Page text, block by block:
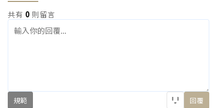
共有 0 則留言
規範 回覆